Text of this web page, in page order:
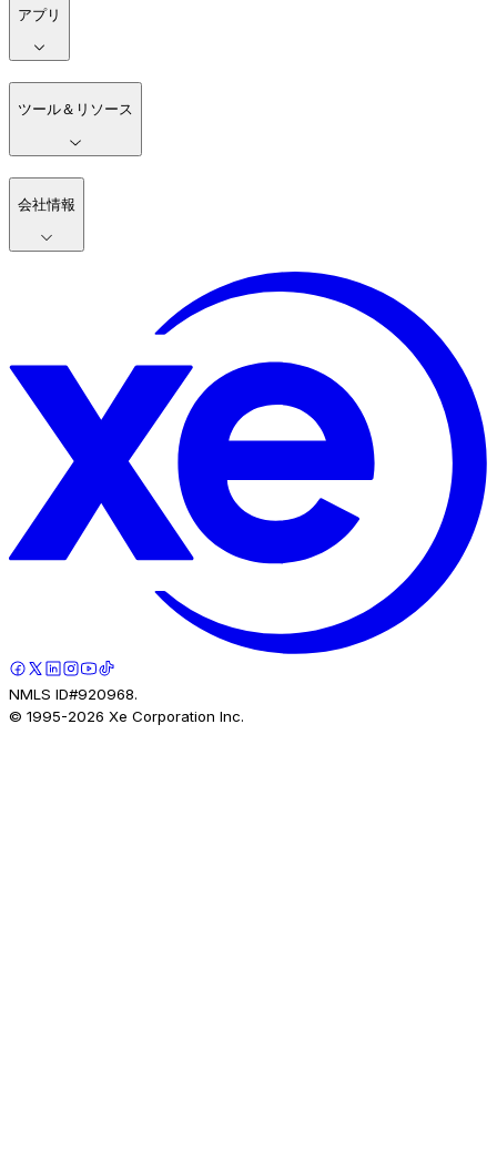
アプリ
ツール＆リソース
会社情報
NMLS ID#920968.
© 1995-2026 Xe Corporation Inc.